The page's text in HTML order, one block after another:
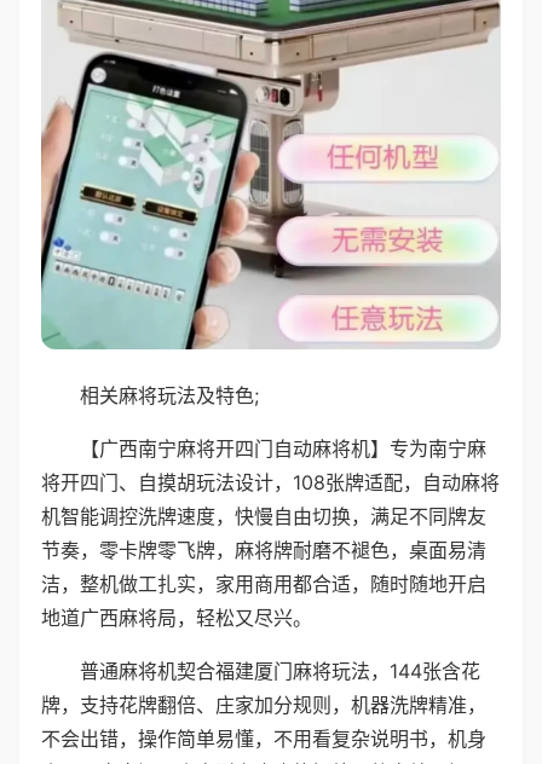
相关麻将玩法及特色;
【广西南宁麻将开四门自动麻将机】专为南宁麻
将开四门、自摸胡玩法设计，108张牌适配，自动麻将
机智能调控洗牌速度，快慢自由切换，满足不同牌友
节奏，零卡牌零飞牌，麻将牌耐磨不褪色，桌面易清
洁，整机做工扎实，家用商用都合适，随时随地开启
地道广西麻将局，轻松又尽兴。
普通麻将机契合福建厦门麻将玩法，144张含花
牌，支持花牌翻倍、庄家加分规则，机器洗牌精准，
不会出错，操作简单易懂，不用看复杂说明书，机身